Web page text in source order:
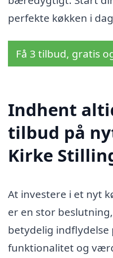
perfekte køkken i
Få 3 tilbud, gratis
Indhent
tilbud på
Kirke
At investere i et nyt
er en stor
betydelig indflydelse
funktionalitet og